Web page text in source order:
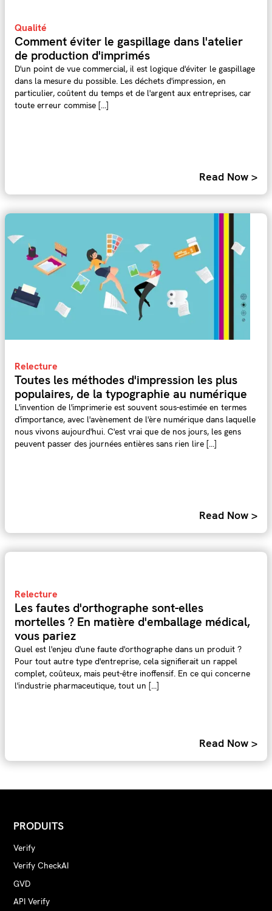
Qualité
Comment éviter le gaspillage dans l'atelier
de production d'imprimés
D'un point de vue commercial, il est logique d'éviter le gaspillage
dans la mesure du possible. Les déchets d'impression, en
particulier, coûtent du temps et de l'argent aux entreprises, car
toute erreur commise [...]
Read Now >
Relecture
Toutes les méthodes d'impression les plus
populaires, de la typographie au numérique
L'invention de l'imprimerie est souvent sous-estimée en termes
d'importance, avec l'avènement de l'ère numérique dans laquelle
nous vivons aujourd'hui. C'est vrai que de nos jours, les gens
peuvent passer des journées entières sans rien lire [...]
Read Now >
Relecture
Les fautes d'orthographe sont-elles
mortelles ? En matière d'emballage médical,
vous pariez
Quel est l'enjeu d'une faute d'orthographe dans un produit ?
Pour tout autre type d'entreprise, cela signifierait un rappel
complet, coûteux, mais peut-être inoffensif. En ce qui concerne
l'industrie pharmaceutique, tout un [...]
Read Now >
PRODUITS
Verify
Verify CheckAI
GVD
API Verify